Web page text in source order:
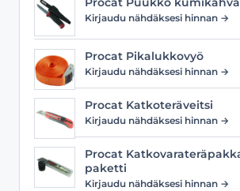
Kirjaudu nähdäksesi hinnan →
Procat Pikalukkovyö
Kirjaudu nähdäksesi hinnan →
Procat Katkoteräveitsi
Kirjaudu nähdäksesi hinnan →
Procat
paketti
Kirjaudu nähdäksesi hinnan →